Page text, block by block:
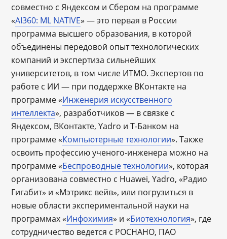
совместно с Яндексом и Сбером на программе
«AI360: ML NATIVE» — это первая в России
программа высшего образования, в которой
объединены передовой опыт технологических
компаний и экспертиза сильнейших
университетов, в том числе ИТМО. Экспертов по
работе с ИИ — при поддержке ВКонтакте на
программе «Инженерия искусственного
интеллекта», разработчиков — в связке с
Яндексом, ВКонтакте, Yadro и Т-Банком на
программе «Компьютерные технологии». Также
освоить профессию ученого-инженера можно на
программе «Беспроводные технологии», которая
организована совместно с Huawei, Yadro, «Радио
Гигабит» и «Мэтрикс вейв», или погрузиться в
новые области экспериментальной науки на
программах «Инфохимия» и «Биотехнология», где
сотрудничество ведется с РОСНАНО, ПАО